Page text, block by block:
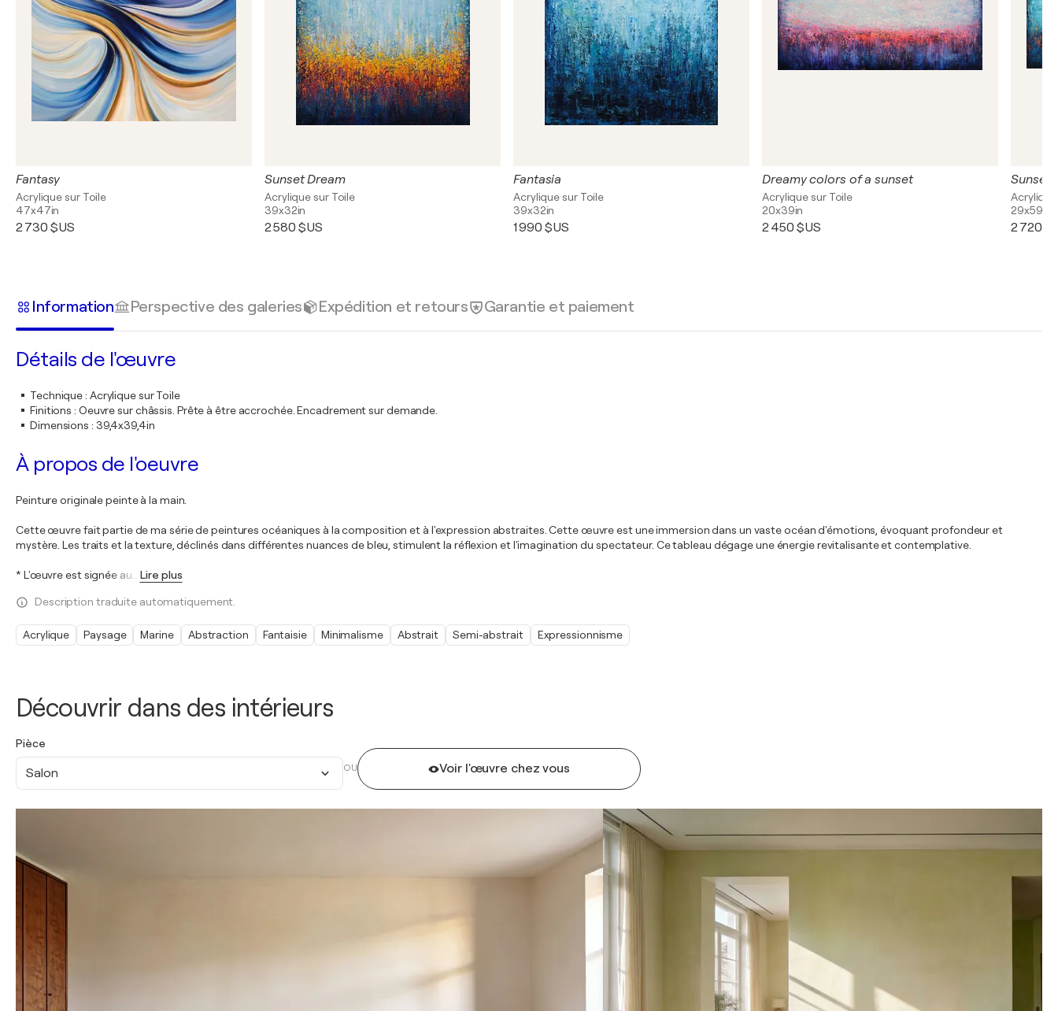
Découvrir dans des intérieurs
Pièce
Salon OU Voir l'œuvre chez vous
Fantasy
Acrylique sur Toile
47x47in
2 730 $US
Sunset Dream
Acrylique sur Toile
39x32in
2 580 $US
Fantasia
Acrylique sur Toile
39x32in
1 990 $US
Dreamy colors of a sunset
Acrylique sur Toile
20x39in
2 450 $US
Sunset
29x59in
2 720
Information Perspective des galeries Expédition et retours Garantie et paiement
Détails de l'œuvre
Technique: Acrylique sur Toile
Finitions : Oeuvre sur châssis. Prête à être accrochée. Encadrement sur demande.
Dimensions : 39,4x39,4in
À propos de l'oeuvre
Peinture originale peinte à la main.
Cette œuvre fait partie de ma série de peintures océaniques à la composition et à l'expression abstraites. Cette œuvre est une immersion dans un vaste océan d'émotions, évoquant profondeur et
mystère. Les traits et la texture, déclinés dans différentes nuances de bleu, stimulent la réflexion et l'imagination du spectateur. Ce tableau dégage une énergie revitalisante et contemplative.
* L'œuvre est signée au Lire plus
Description traduite automatiquement.
Acrylique Paysage Marine Abstraction Fantaisie Minimalisme Abstrait Semi-abstrait Expressionnisme